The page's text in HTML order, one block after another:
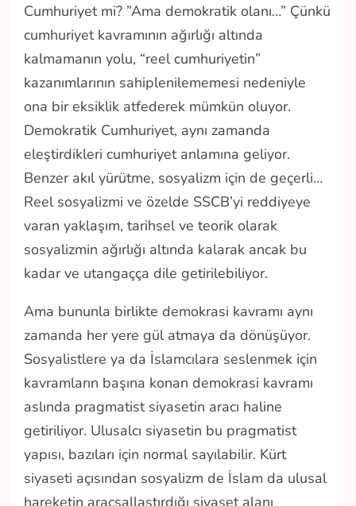
Cumhuriyet mi? ”Ama demokratik olanı…” Çünkü
cumhuriyet kavramının ağırlığı altında
kalmamanın yolu, “reel cumhuriyetin”
kazanımlarının sahiplenilememesi nedeniyle
ona bir eksiklik atfederek mümkün oluyor.
Demokratik Cumhuriyet, aynı zamanda
eleştirdikleri cumhuriyet anlamına geliyor.
Benzer akıl yürütme, sosyalizm için de geçerli…
Reel sosyalizmi ve özelde SSCB’yi reddiyeye
varan yaklaşım, tarihsel ve teorik olarak
sosyalizmin ağırlığı altında kalarak ancak bu
kadar ve utangaçça dile getirilebiliyor.
Ama bununla birlikte demokrasi kavramı aynı
zamanda her yere gül atmaya da dönüşüyor.
Sosyalistlere ya da İslamcılara seslenmek için
kavramların başına konan demokrasi kavramı
aslında pragmatist siyasetin aracı haline
getiriliyor. Ulusalcı siyasetin bu pragmatist
yapısı, bazıları için normal sayılabilir. Kürt
siyaseti açısından sosyalizm de İslam da ulusal
hareketin araçsallaştırdığı siyaset alanı